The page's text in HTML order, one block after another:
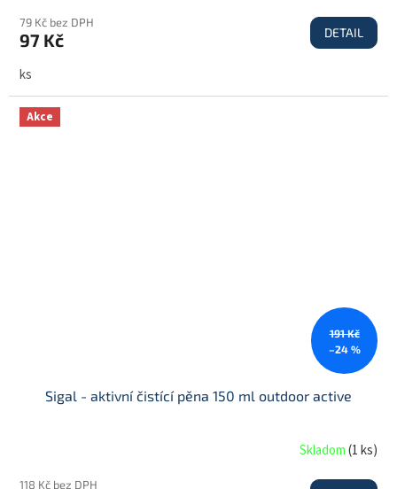
79 Kč bez DPH
97 Kč DETAIL
ks
Akce
191 Kč
–24 %
Sigal - aktivní čistící pěna 150 ml outdoor active
Skladom(1 ks)
118 Kč bez DPH